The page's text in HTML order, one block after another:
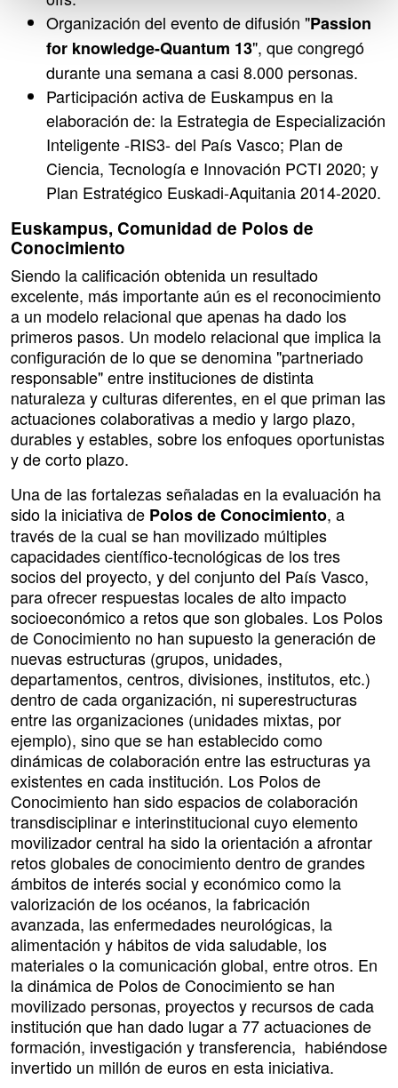
Organización del evento de difusión "Passion
for knowledge-Quantum 13", que congregó
durante una semana a casi 8.000 personas.
Participación activa de Euskampus en la
elaboración de: la Estrategia de Especialización
Inteligente -RIS3- del País Vasco; Plan de
Ciencia, Tecnología e Innovación PCTI 2020; y
Plan Estratégico Euskadi-Aquitania 2014-2020.
Euskampus, Comunidad de Polos de
Conocimiento
Siendo la calificación obtenida un resultado
excelente, más importante aún es el reconocimiento
a un modelo relacional que apenas ha dado los
primeros pasos. Un modelo relacional que implica la
configuración de lo que se denomina "partneriado
responsable" entre instituciones de distinta
naturaleza y culturas diferentes, en el que priman las
actuaciones colaborativas a medio y largo plazo,
durables y estables, sobre los enfoques oportunistas
y de corto plazo.
Una de las fortalezas señaladas en la evaluación ha
sido la iniciativa de Polos de Conocimiento, a
través de la cual se han movilizado múltiples
capacidades científico-tecnológicas de los tres
socios del proyecto, y del conjunto del País Vasco,
para ofrecer respuestas locales de alto impacto
socioeconómico a retos que son globales. Los Polos
de Conocimiento no han supuesto la generación de
nuevas estructuras (grupos, unidades,
departamentos, centros, divisiones, institutos, etc.)
dentro de cada organización, ni superestructuras
entre las organizaciones (unidades mixtas, por
ejemplo), sino que se han establecido como
dinámicas de colaboración entre las estructuras ya
existentes en cada institución. Los Polos de
Conocimiento han sido espacios de colaboración
transdisciplinar e interinstitucional cuyo elemento
movilizador central ha sido la orientación a afrontar
retos globales de conocimiento dentro de grandes
ámbitos de interés social y económico como la
valorización de los océanos, la fabricación
avanzada, las enfermedades neurológicas, la
alimentación y hábitos de vida saludable, los
materiales o la comunicación global, entre otros. En
la dinámica de Polos de Conocimiento se han
movilizado personas, proyectos y recursos de cada
institución que han dado lugar a 77 actuaciones de
formación, investigación y transferencia, habiéndose
invertido un millón de euros en esta iniciativa.